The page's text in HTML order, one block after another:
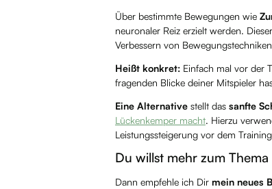
Über bestimmte Bewegungen wie
neuronaler Reiz erzielt werden.
Verbessern von
Heißt konkret:Einfach mal vor der
fragenden Blicke deiner Mitspieler
Eine Alternativestellt das sanfte
Lückenkemper macht. Hierzu
Leistungssteigerung vor dem
Du willst mehr zum
Dann empfehle ich Dir mein neues